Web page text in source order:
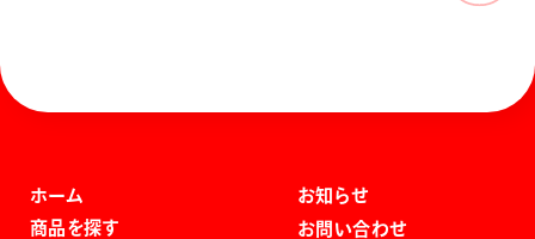
ホーム
商品を探す
お知らせ
お問い合わせ